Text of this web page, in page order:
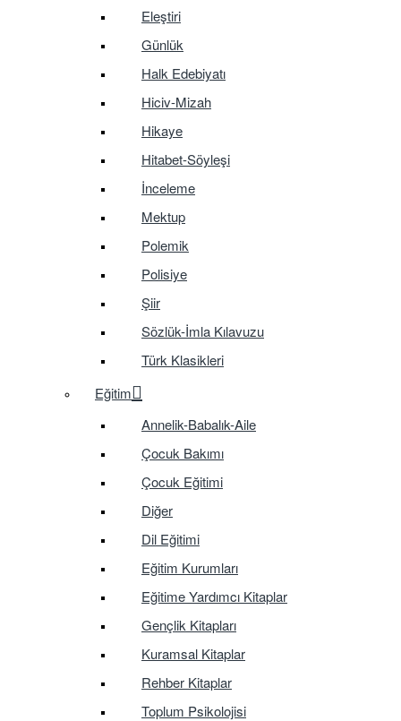
Eleştiri
Günlük
Halk Edebiyatı
Hiciv-Mizah
Hikaye
Hitabet-Söyleşi
İnceleme
Mektup
Polemik
Polisiye
Şiir
Sözlük-İmla Kılavuzu
Türk Klasikleri
Eğitim
Annelik-Babalık-Aile
Çocuk Bakımı
Çocuk Eğitimi
Diğer
Dil Eğitimi
Eğitim Kurumları
Eğitime Yardımcı Kitaplar
Gençlik Kitapları
Kuramsal Kitaplar
Rehber Kitaplar
Toplum Psikolojisi